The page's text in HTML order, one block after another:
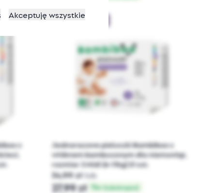
z
3 Midi (6-11kg)
Jednorazowe pieluszki Bambiboo z
włóknem bambusowym dla niemowląt,
rozmiar 3 Midi (6-11kg) 21 szt.
34,99 złlub
27,99 zł w Subskrypcji
Akceptuję wszystkie